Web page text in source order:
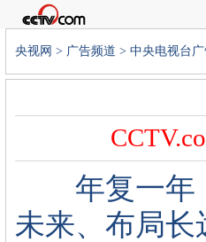
央视网 > 广告频道 > 中央电视台
年复一年，
未来、布局